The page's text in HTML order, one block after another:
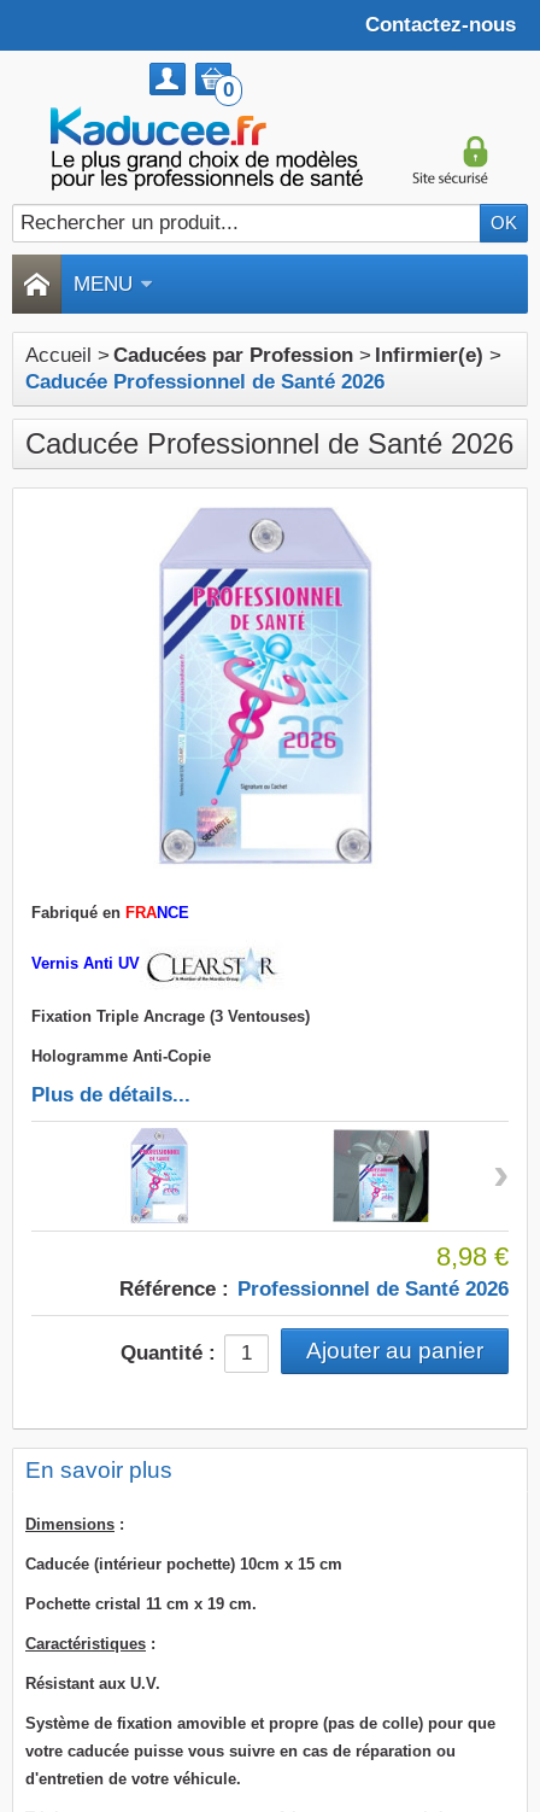
Contactez-nous
0
MENU
Accueil > Caducées par Profession > Infirmier(e) >
Caducée Professionnel de Santé 2026
Caducée Professionnel de Santé 2026
Fabriqué en FRANCE
Vernis Anti UV
Fixation Triple Ancrage (3 Ventouses)
Hologramme Anti-Copie
Plus de détails...
›
8,98 €
Référence : Professionnel de Santé 2026
Quantité :
En savoir plus
Dimensions :
Caducée (intérieur pochette) 10cm x 15 cm
Pochette cristal 11 cm x 19 cm.
Caractéristiques :
Résistant aux U.V.
Système de fixation amovible et propre (pas de colle) pour que
votre caducée puisse vous suivre en cas de réparation ou
d'entretien de votre véhicule.